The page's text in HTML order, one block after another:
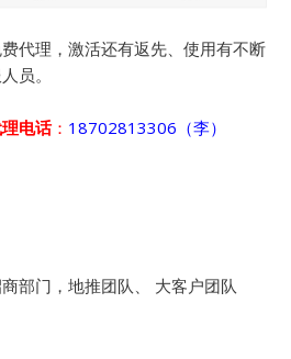
代理，激活还有返先、使用有不断
员。
电话： 18702813306（李）
部门，地推团队、 大客户团队